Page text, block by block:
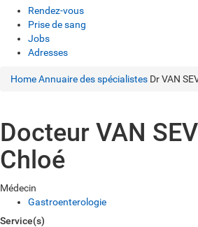
Rendez-vous
Prise de sang
Jobs
Adresses
HomeAnnuaire des spécialistes Dr VAN
Docteur VAN
Chloé
Médecin
Gastroenterologie
Service(s)